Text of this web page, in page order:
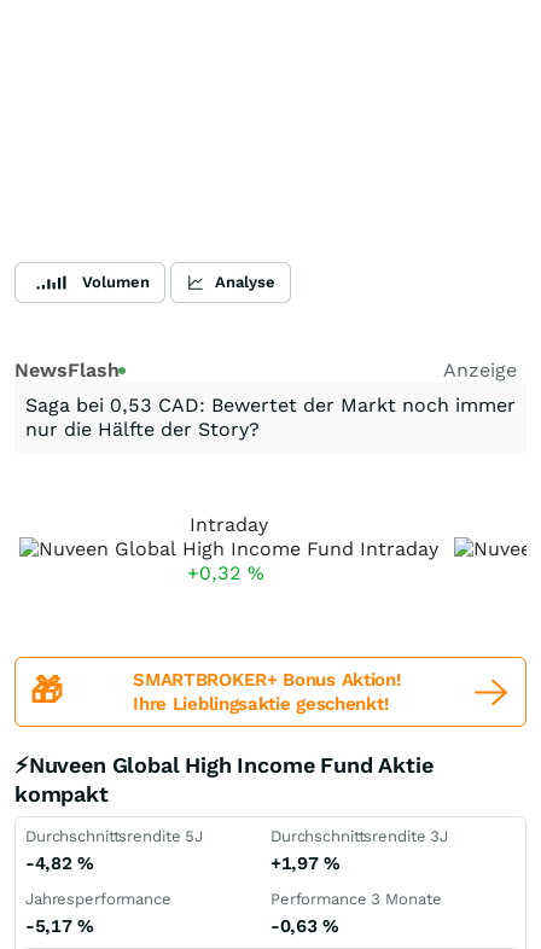
Volumen Analyse
NewsFlash
Anzeige
Saga bei 0,53 CAD: Bewertet der Markt noch immer
nur die Hälfte der Story?
Intraday
+0,32 %
🎁
SMARTBROKER+ Bonus Aktion!
Ihre Lieblingsaktie geschenkt!
⚡Nuveen Global High Income Fund Aktie
kompakt
Durchschnittsrendite 5J
-4,82%
Durchschnittsrendite 3J
+1,97%
Jahresperformance
-5,17%
Performance 3 Monate
-0,63%